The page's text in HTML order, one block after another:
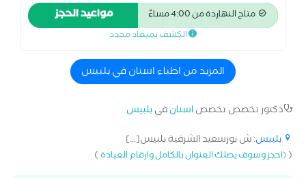
متاح النهاردة من 4:00 مساءً مواعيد الحجز
الكشف بميعاد محدد
المزيد من اطباء اسنان في بلبيس
دكتور تخصص تخصصاسنانفيبلبيس
بلبيس: ش بورسعيد الشرقية بلبيس[...]
((احجز وسوف يصلك العنوان بالكامل وارقام العيادة)